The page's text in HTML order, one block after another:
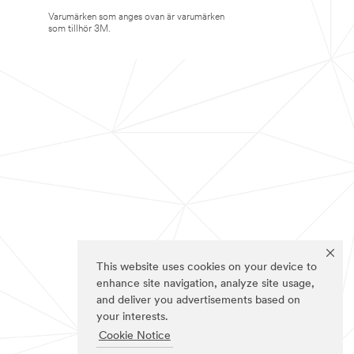
This website uses cookies on your device to
enhance site navigation, analyze site usage,
and deliver you advertisements based on
your interests.
Cookie Notice
Varumärken som anges ovan är varumärken
som tillhör 3M.